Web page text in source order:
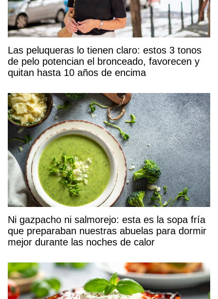
Las peluqueras lo tienen claro: estos 3 tonos
de pelo potencian el bronceado, favorecen y
quitan hasta 10 años de encima
Ni gazpacho ni salmorejo: esta es la sopa fría
que preparaban nuestras abuelas para dormir
mejor durante las noches de calor